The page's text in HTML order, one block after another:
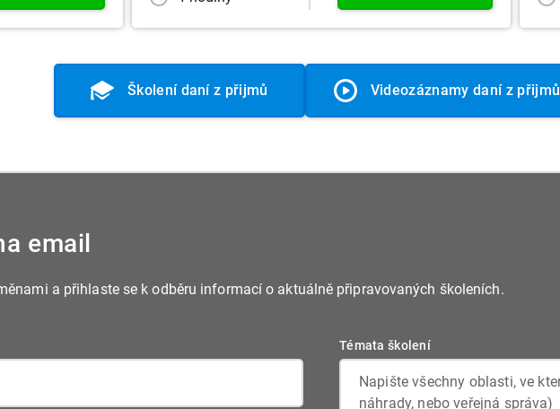
Školení daní z přijmů Videozáznamy daní z přijmů
email
a přihlaste se k odběru informací o aktuálně připravovaných školeních.
Témata školení